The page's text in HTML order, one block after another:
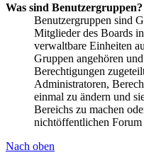
Was sind Benutzergruppen?
Benutzergruppen sind
Mitglieder des Boards
verwaltbare Einheiten
Gruppen angehören
Berechtigungen
Administratoren,
einmal zu ändern und
Bereichs zu machen
nichtöffentlichen Forum
Nach oben